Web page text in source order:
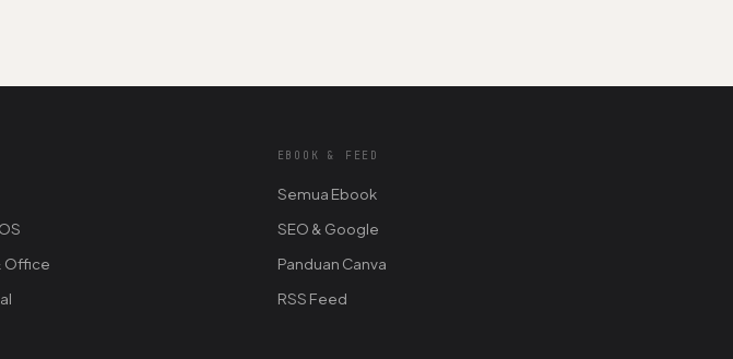
Office
EBOOK & FEED
Semua Ebook
SEO & Google
Panduan Canva
RSS Feed